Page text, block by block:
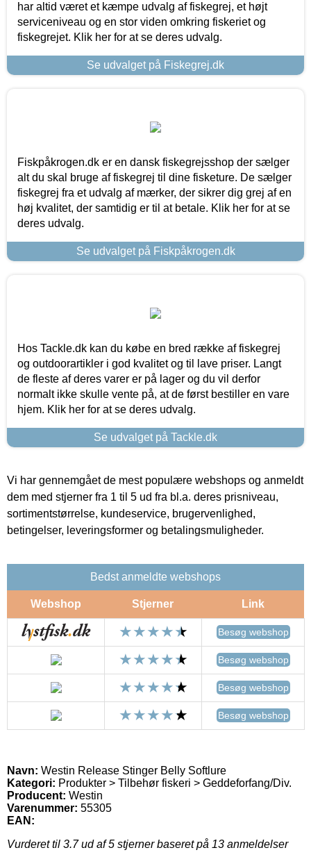
har altid været et kæmpe udvalg af fiskegrej, et højt
serviceniveau og en stor viden omkring fiskeriet og
fiskegrejet. Klik her for at se deres udvalg.
Se udvalget på Fiskegrej.dk
Fiskpåkrogen.dk er en dansk fiskegrejsshop der sælger
alt du skal bruge af fiskegrej til dine fisketure. De sælger
fiskegrej fra et udvalg af mærker, der sikrer dig grej af en
høj kvalitet, der samtidig er til at betale. Klik her for at se
deres udvalg.
Se udvalget på Fiskpåkrogen.dk
Hos Tackle.dk kan du købe en bred række af fiskegrej
og outdoorartikler i god kvalitet og til lave priser. Langt
de fleste af deres varer er på lager og du vil derfor
normalt ikke skulle vente på, at de først bestiller en vare
hjem. Klik her for at se deres udvalg.
Se udvalget på Tackle.dk
Vi har gennemgået de mest populære webshops og anmeldt
dem med stjerner fra 1 til 5 ud fra bl.a. deres prisniveau,
sortimentstørrelse, kundeservice, brugervenlighed,
betingelser, leveringsformer og betalingsmuligheder.
Bedst anmeldte webshops
Webshop Stjerner Link
Besøg webshop
Besøg webshop
Besøg webshop
Besøg webshop
Navn: Westin Release Stinger Belly Softlure
Kategori: Produkter > Tilbehør fiskeri > Geddeforfang/Div.
Producent: Westin
Varenummer: 55305
EAN:
Vurderet til 3.7ud af 5 stjerner baseret på 13 anmeldelser